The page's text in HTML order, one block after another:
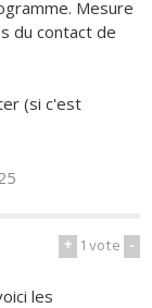
Mesure
du contact de
(si c'est
+ 1vote -
les